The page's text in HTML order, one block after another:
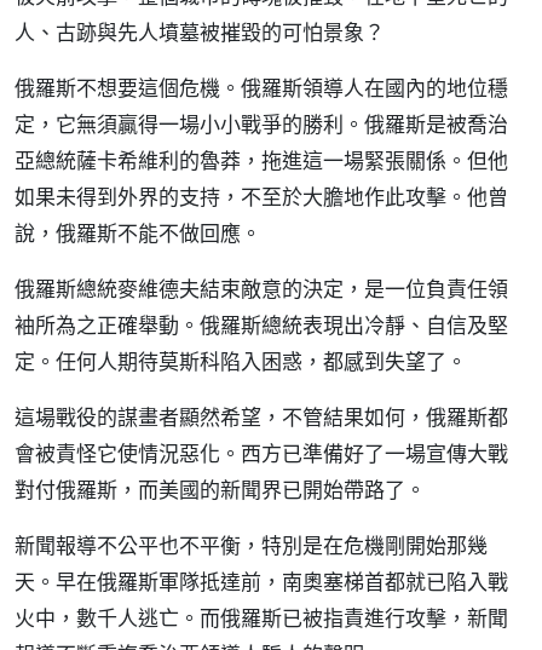
人、古跡與先人墳墓被摧毀的可怕景象？
俄羅斯不想要這個危機。俄羅斯領導人在國內的地位穩
定，它無須贏得一場小小戰爭的勝利。俄羅斯是被喬治
亞總統薩卡希維利的魯莽，拖進這一場緊張關係。但他
如果未得到外界的支持，不至於大膽地作此攻擊。他曾
說，俄羅斯不能不做回應。
俄羅斯總統麥維德夫結束敵意的決定，是一位負責任領
袖所為之正確舉動。俄羅斯總統表現出冷靜、自信及堅
定。任何人期待莫斯科陷入困惑，都感到失望了。
這場戰役的謀畫者顯然希望，不管結果如何，俄羅斯都
會被責怪它使情況惡化。西方已準備好了一場宣傳大戰
對付俄羅斯，而美國的新聞界已開始帶路了。
新聞報導不公平也不平衡，特別是在危機剛開始那幾
天。早在俄羅斯軍隊抵達前，南奧塞梯首都就已陷入戰
火中，數千人逃亡。而俄羅斯已被指責進行攻擊，新聞